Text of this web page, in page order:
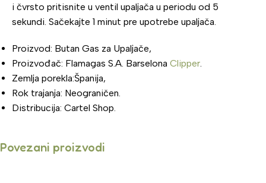
i čvrsto pritisnite u ventil upaljača u periodu od 5
sekundi. Sačekajte 1 minut pre upotrebe upaljača.
Proizvod: Butan Gas za Upaljače,
Proizvođač: Flamagas S.A. Barselona Clipper
Zemlja porekla:Španija,
Rok trajanja: Neograničen.
Distribucija: Cartel Shop.
Povezani proizvodi